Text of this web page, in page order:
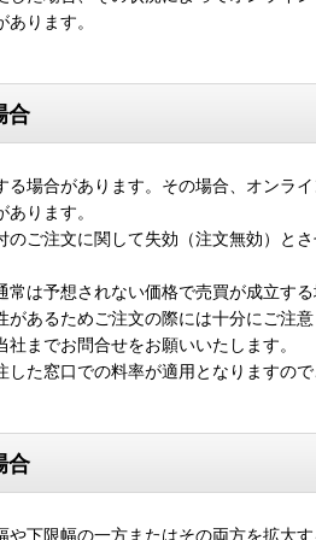
ります。
合
場合があります。その場合、オンラ
ります。
ご注文に関して失効（注文無効）と
は予想されない価格で売買が成立す
あるためご注文の際には十分にご注意
までお問合せをお願いいたします。
た窓口での料率が適用となりますので
合
下限幅の一方またはその両方を拡大